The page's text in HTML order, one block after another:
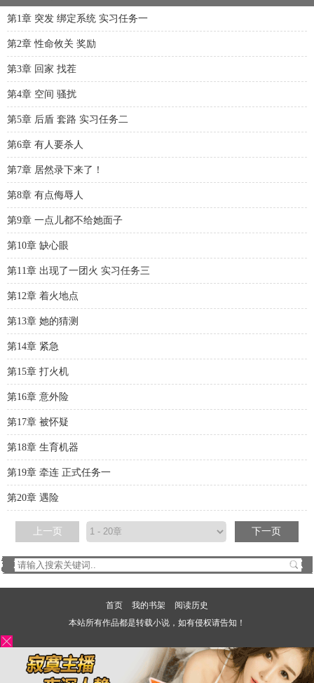
第1章 突发 绑定系统 实习任务一
第2章 性命攸关 奖励
第3章 回家 找茬
第4章 空间 骚扰
第5章 后盾 套路 实习任务二
第6章 有人要杀人
第7章 居然录下来了！
第8章 有点侮辱人
第9章 一点儿都不给她面子
第10章 缺心眼
第11章 出现了一团火 实习任务三
第12章 着火地点
第13章 她的猜测
第14章 紧急
第15章 打火机
第16章 意外险
第17章 被怀疑
第18章 生育机器
第19章 牵连 正式任务一
第20章 遇险
上一页 下一页
首页 我的书架
阅读历史
本站所有作品都是转载小说，如有侵权请告知！